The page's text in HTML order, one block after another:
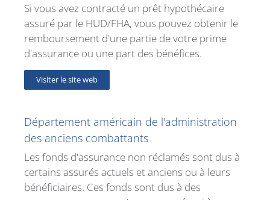
Si vous avez contracté un prêt hypothécaire
assuré par le HUD/FHA, vous pouvez obtenir le
remboursement d'une partie de votre prime
d'assurance ou une part des bénéfices.
Visiter le site web
Département américain de l'administration
des anciens combattants
Les fonds d'assurance non réclamés sont dus à
certains assurés actuels et anciens ou à leurs
bénéficiaires. Ces fonds sont dus à des